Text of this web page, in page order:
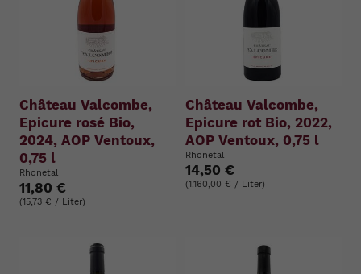
Château Valcombe,
Epicure rosé Bio,
2024, AOP Ventoux,
0,75 l
Rhonetal
11,80 €
(15,73 € / Liter)
Château Valcombe,
Epicure rot Bio, 2022,
AOP Ventoux, 0,75 l
Rhonetal
14,50 €
(1.160,00 € / Liter)